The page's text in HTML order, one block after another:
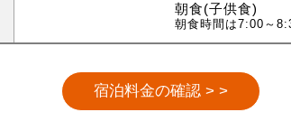
朝食(子供食)
朝食時間は7:00～
宿泊料金の確認 > >